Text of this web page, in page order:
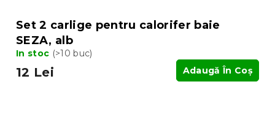
Set 2 carlige pentru calorifer baie
SEZA, alb
In stoc (>10 buc)
12 Lei Adaugă În Coş